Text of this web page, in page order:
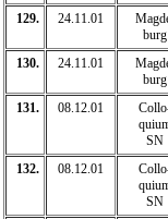
129. 24.11.01
burg
130. 24.11.01
burg
131. 08.12.01
SN
132. 08.12.01
SN